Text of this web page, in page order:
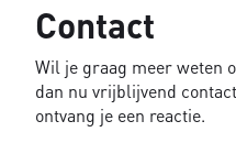
Contact
Wil je graag meer weten
dan nu vrijblijvend
ontvang je een reactie.